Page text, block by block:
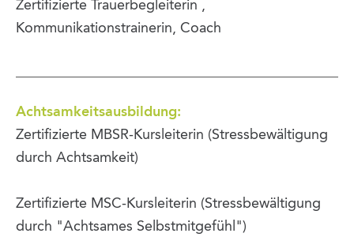
Zertifizierte Trauerbegleiterin ,
Kommunikationstrainerin, Coach
Achtsamkeitsausbildung:
Zertifizierte MBSR-Kursleiterin (Stressbewältigung
durch Achtsamkeit)
Zertifizierte MSC-Kursleiterin (Stressbewältigung
durch "Achtsames Selbstmitgefühl")